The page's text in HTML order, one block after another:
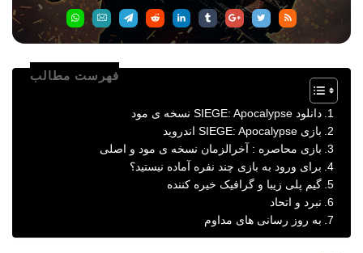
فهرست مطالب
دانلود SIEGE: Apocalypse نسخه ی مود
بازی SIEGE: Apocalypse اندروید
بازی محاصره : آخرالزمان نسخه ی مود و اصلی
برای ورود به بازی چند نفره آماده نیستید؟
گیم پلی زیبا و گرافیک خیره کننده
نبرد و اتحاد
به روز رسانی های مداوم